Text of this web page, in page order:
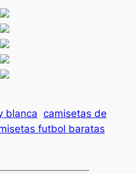
blanca camisetas de
futbol baratas